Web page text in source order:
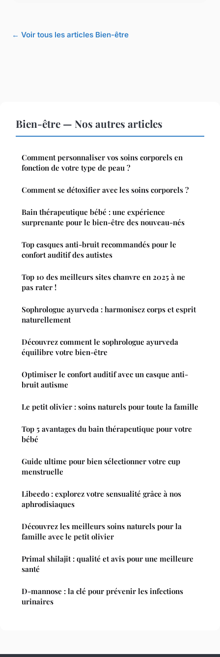
← Voir tous les articles Bien-être
Bien-être — Nos autres articles
Comment personnaliser vos soins corporels en
fonction de votre type de peau ?
Comment se détoxifier avec les soins corporels ?
Bain thérapeutique bébé : une expérience
surprenante pour le bien-être des nouveau-nés
Top casques anti-bruit recommandés pour le
confort auditif des autistes
Top 10 des meilleurs sites chanvre en 2025 à ne
pas rater !
Sophrologue ayurveda : harmonisez corps et esprit
naturellement
Découvrez comment le sophrologue ayurveda
équilibre votre bien-être
Optimiser le confort auditif avec un casque anti-
bruit autisme
Le petit olivier : soins naturels pour toute la famille
Top 5 avantages du bain thérapeutique pour votre
bébé
Guide ultime pour bien sélectionner votre cup
menstruelle
Libeedo : explorez votre sensualité grâce à nos
aphrodisiaques
Découvrez les meilleurs soins naturels pour la
famille avec le petit olivier
Primal shilajit : qualité et avis pour une meilleure
santé
D-mannose : la clé pour prévenir les infections
urinaires